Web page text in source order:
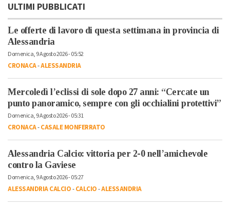
ULTIMI PUBBLICATI
Le offerte di lavoro di questa settimana in provincia di
Alessandria
Domenica, 9 Agosto 2026 - 05:52
CRONACA-ALESSANDRIA
Mercoledì l’eclissi di sole dopo 27 anni: “Cercate un
punto panoramico, sempre con gli occhialini protettivi”
Domenica, 9 Agosto 2026 - 05:31
CRONACA-CASALE MONFERRATO
Alessandria Calcio: vittoria per 2-0 nell’amichevole
contro la Gaviese
Domenica, 9 Agosto 2026 - 05:27
ALESSANDRIA CALCIO-CALCIO-ALESSANDRIA